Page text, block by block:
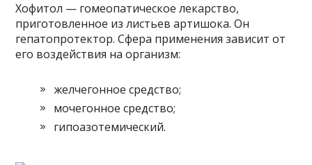
Хофитол — гомеопатическое лекарство,
приготовленное из листьев артишока. Он
гепатопротектор. Сфера применения зависит от
его воздействия на организм:
желчегонное средство;
мочегонное средство;
гипоазотемический.